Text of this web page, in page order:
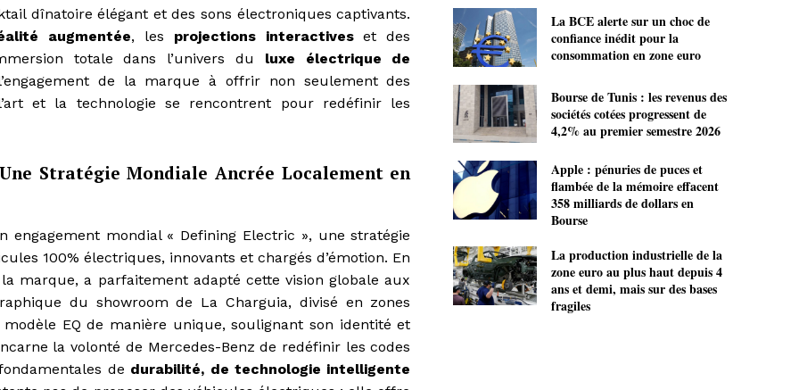
dînatoire élégant et des sons électroniques captivants.
augmentée, les projections interactiveset des
totale dans l’univers du luxe électrique de
de la marque à offrir non seulement des
et la technologie se rencontrent pour redéfinir les
Stratégie Mondiale Ancrée Localement en
engagement mondial « Defining Electric », une stratégie
100% électriques, innovants et chargés d’émotion. En
marque, a parfaitement adapté cette vision globale aux
du showroom de La Charguia, divisé en zones
EQ de manière unique, soulignant son identité et
la volonté de Mercedes-Benz de redéfinir les codes
de durabilité, de technologie intelligente
La BCE alerte sur un choc de
confiance inédit pour la
consommation en zone euro
Bourse de Tunis : les revenus des
sociétés cotées progressent de
4,2% au premier semestre 2026
Apple : pénuries de puces et
flambée de la mémoire effacent
358 milliards de dollars en
Bourse
La production industrielle de la
zone euro au plus haut depuis 4
ans et demi, mais sur des bases
fragiles